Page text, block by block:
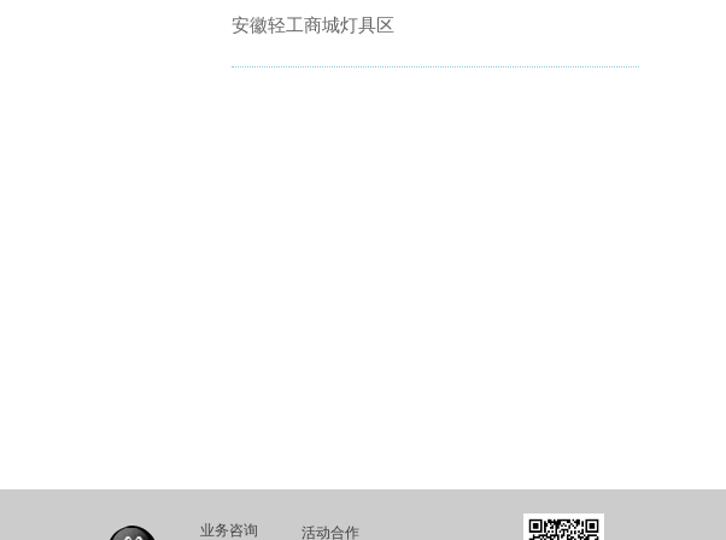
安徽轻工商城灯具区
业务咨询 活动合作